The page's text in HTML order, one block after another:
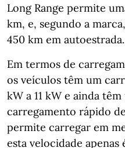
Long Range permite
km, e, segundo a
450 km em autoestrada.
Em termos de
os veículos têm um
kW a 11 kW e ainda
carregamento rápido
permite carregar em
esta velocidade